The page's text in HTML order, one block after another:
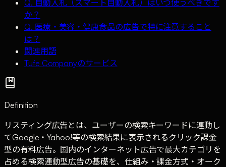
Q. 自動入札（スマート自動入札）はいつ使うべきです
か？
Q. 医療・美容・健康食品の広告で特に注意すること
は？
関連用語
Tufe Companyのサービス
Definition
リスティング広告とは、ユーザーの検索キーワードに連動し
てGoogle・Yahoo!等の検索結果に表示されるクリック課金
型の有料広告。国内のインターネット広告で最大カテゴリを
占める検索連動型広告の基礎を、仕組み・課金方式・オーク